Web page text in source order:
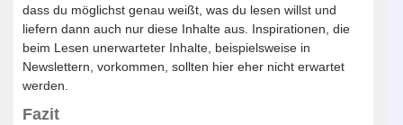
dass du möglichst genau weißt, was du lesen willst und
liefern dann auch nur diese Inhalte aus. Inspirationen, die
beim Lesen unerwarteter Inhalte, beispielsweise in
Newslettern, vorkommen, sollten hier eher nicht erwartet
werden.
Fazit